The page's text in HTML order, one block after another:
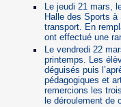
Le jeudi 21 mars,
Halle des Sports
transport. En
ont effectué une
Le vendredi 22
printemps. Les
déguisés puis
pédagogiques et
remercions les
le déroulement de